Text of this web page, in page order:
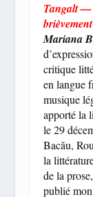
Tangalt —
Mariana
critique
en langue
musique
apporté la
le 29
Bacău,
la
de la
publié